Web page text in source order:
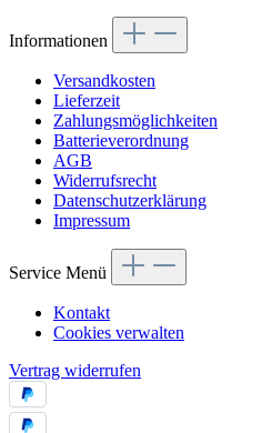
Informationen
Versandkosten
Lieferzeit
Zahlungsmöglichkeiten
Batterieverordnung
AGB
Widerrufsrecht
Datenschutzerklärung
Impressum
Service Menü
Kontakt
Cookies verwalten
Vertrag widerrufen